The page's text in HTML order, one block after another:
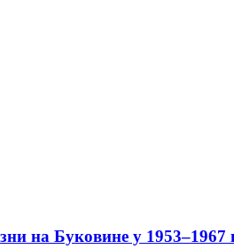
на Буковине у 1953–1967